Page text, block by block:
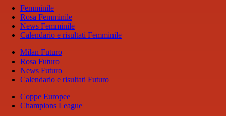
Femminile
Rosa Femminile
News Femminile
Calendario e risultati Femminile
Milan Futuro
Rosa Futuro
News Futuro
Calendario e risultati Futuro
Coppe Europee
Champions League